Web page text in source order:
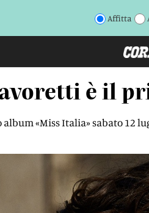
Affitta
è il
«Miss Italia» sabato 12